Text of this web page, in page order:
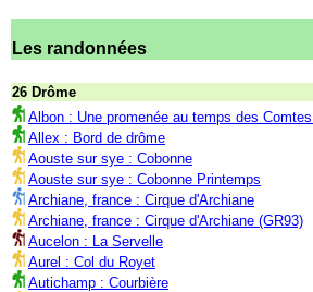
Les randonnées
26 Drôme
Albon : Une promenée au temps des
Allex : Bord de drôme
Aouste sur sye : Cobonne
Aouste sur sye : Cobonne Printemps
Archiane, france : Cirque d'Archiane
Archiane, france : Cirque d'Archiane (GR93)
Aucelon : La Servelle
Aurel : Col du Royet
Autichamp : Courbière